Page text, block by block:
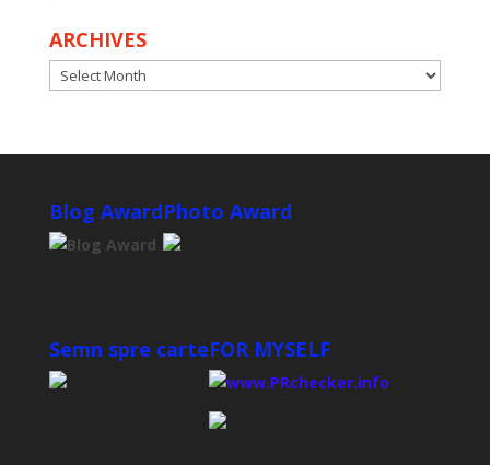
ARCHIVES
ARCHIVES
Blog AwardPhoto Award
Semn spre carteFOR MYSELF